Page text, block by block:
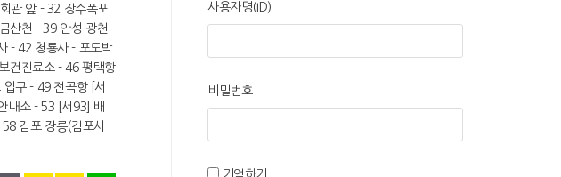
관 앞 - 32 장수폭포
산천 - 39 안성 광천
- 42 청룡사 - 포도박
건진료소 - 46 평택항
구 - 49 전곡항 [서
내소 - 53 [서93] 배
김포 장릉(김포시
사용자명(ID)
비밀번호
기억하기